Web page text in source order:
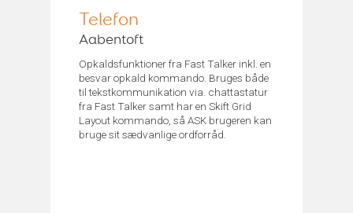
Telefon
Aabentoft
Opkaldsfunktioner fra Fast Talker inkl. en
besvar opkald kommando. Bruges både
til tekstkommunikation via. chattastatur
fra Fast Talker samt har en Skift Grid
Layout kommando, så ASK brugeren kan
bruge sit sædvanlige ordforråd.